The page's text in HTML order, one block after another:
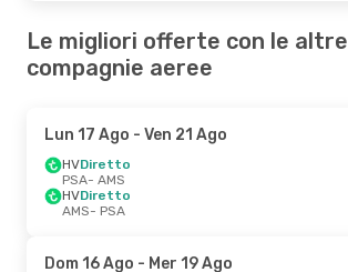
Le migliori offerte con le altre
compagnie aeree
Lun 17 Ago - Ven 21 Ago
HVDiretto
PSA- AMS
HVDiretto
AMS- PSA
Dom 16 Ago - Mer 19 Ago